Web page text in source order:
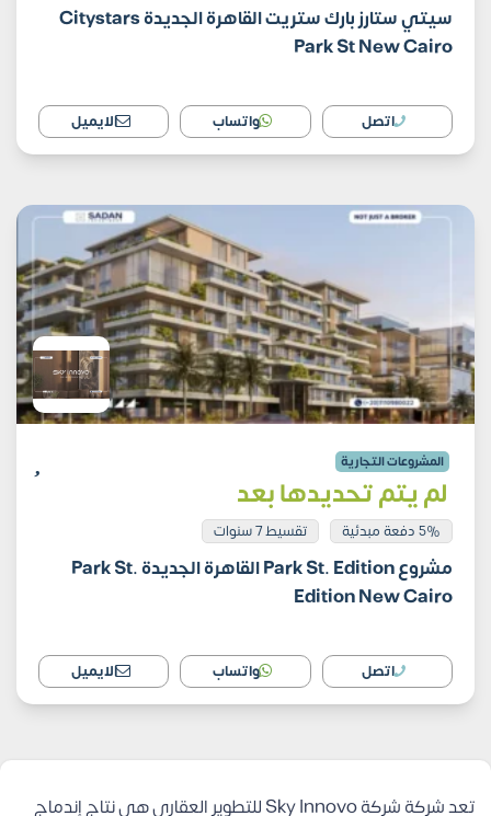
سيتي ستارز بارك ستريت القاهرة الجديدة Citystars
Park St New Cairo
اتصل واتساب الايميل
المشروعات التجارية
لم يتم تحديدها بعد
5% دفعة مبدئية تقسيط 7 سنوات
مشروع Park St. Edition القاهرة الجديدة Park St.
Edition New Cairo
اتصل واتساب الايميل
تعد شركة شركة Sky Innovo للتطوير العقاري هي نتاج إندماج